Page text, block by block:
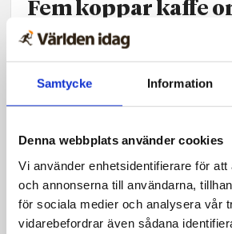
Samtycke Information
Denna webbplats använder cookies
Vi använder enhetsidentifierare för att
och annonserna till användarna,
för sociala medier och analysera vår
vidarebefordrar även sådana
Fem koppar kaffe
kan minska